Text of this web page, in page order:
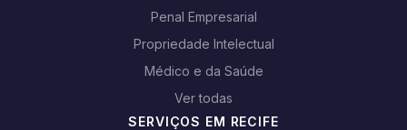
Penal Empresarial
Propriedade Intelectual
Médico e da Saúde
Ver todas
SERVIÇOS EM RECIFE